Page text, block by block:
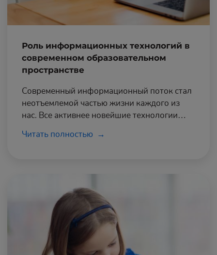
Роль информационных технологий в
современном образовательном
пространстве
Современный информационный поток стал
неотъемлемой частью жизни каждого из
нас. Все активнее новейшие технологии
привнося в нее новые возможности и
Читать полностью